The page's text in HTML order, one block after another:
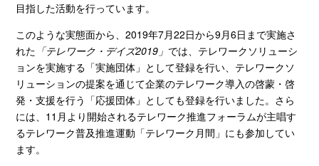
目指した活動を行っています。
このような実態面から、2019年7月22日から9月6日まで実施さ
れた 「テレワーク・デイズ2019」 では、テレワークソリューシ
ョンを実施する「実施団体」として登録を行い、テレワークソ
リューションの提案を通じて企業のテレワーク導入の啓蒙・啓
発・支援を行う「応援団体」としても登録を行いました。さら
には、 11 月より開始されるテレワーク推進フォーラムが主唱す
るテレワーク普及推進運動 「テレワーク月間」 にも参加してい
ます。